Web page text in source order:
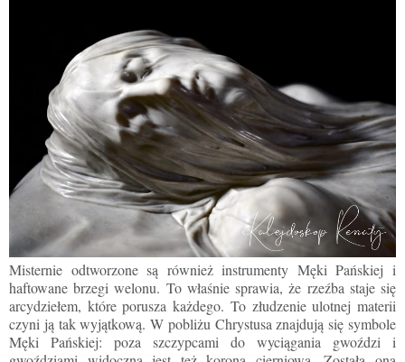
Misternie odtworzone są również instrumenty Męki Pańskiej i
haftowane brzegi welonu. To właśnie sprawia, że rzeźba staje się
arcydziełem, które porusza każdego. To złudzenie ulotnej materii
czyni ją tak wyjątkową. W pobliżu Chrystusa znajdują się symbole
Męki Pańskiej: poza szczypcami do wyciągania gwoździ i